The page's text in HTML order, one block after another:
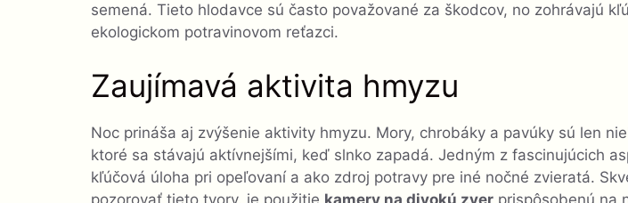
semená. Tieto hlodavce sú často považované za škodcov, no zohrávajú
ekologickom potravinovom reťazci.
Zaujímavá aktivita hmyzu
Noc prináša aj zvýšenie aktivity hmyzu. Mory, chrobáky a pavúky sú len
ktoré sa stávajú aktívnejšími, keď slnko zapadá. Jedným z fascinujúcich
kľúčová úloha pri opeľovaní a ako zdroj potravy pre iné nočné zvieratá.
pozorovať tieto tvory, je použitie kamery na divokú zver prispôsobenú na